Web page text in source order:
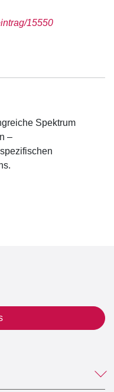
15550
Spektrum
–